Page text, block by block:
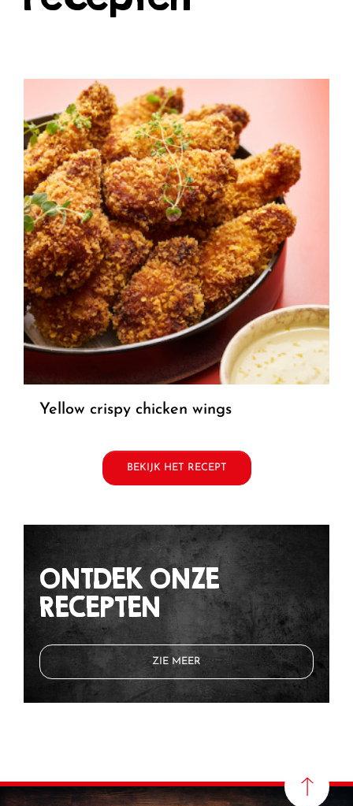
ONTDEK ONZE
RECEPTEN
ZIE MEER
yellow crispy chicken wings
BEKIJK HET RECEPT